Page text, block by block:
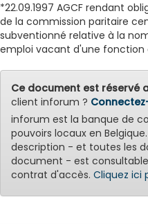
*22.09.1997 AGCF rendant
de la commission paritaire
subventionné relative à la
emploi vacant d'une fonction
Ce document est réservé
client inforum ?
inforum est la banque de
pouvoirs locaux en
description - et toutes les
document - est
contrat d'accès. Cliquez ici